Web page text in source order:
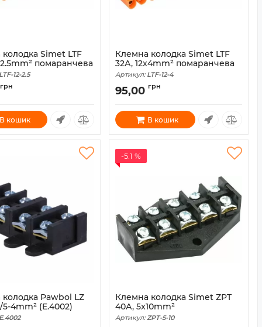
Simet LTF
помаранчева
LTF-12-2.5
грн
В кошик
Клемна колодка Simet LTF
32А, 12x4mm² помаранчева
Артикул: LTF-12-4
95,00 грн
В кошик
Pawbol LZ
5-4mm² (E.4002)
E.4002
-5.1 %
Клемна колодка Simet ZPT
40А, 5x10mm²
Артикул: ZPT-5-10